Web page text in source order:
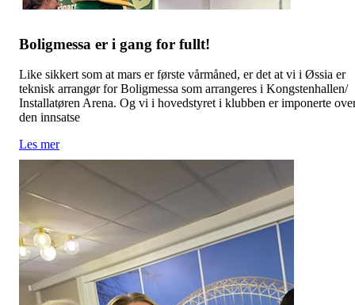
Boligmessa er i gang for fullt!
Like sikkert som at mars er første vårmåned, er det at vi i Øssia er
teknisk arrangør for Boligmessa som arrangeres i Kongstenhallen/
Installatøren Arena. Og vi i hovedstyret i klubben er imponerte
den innsatse
Les mer